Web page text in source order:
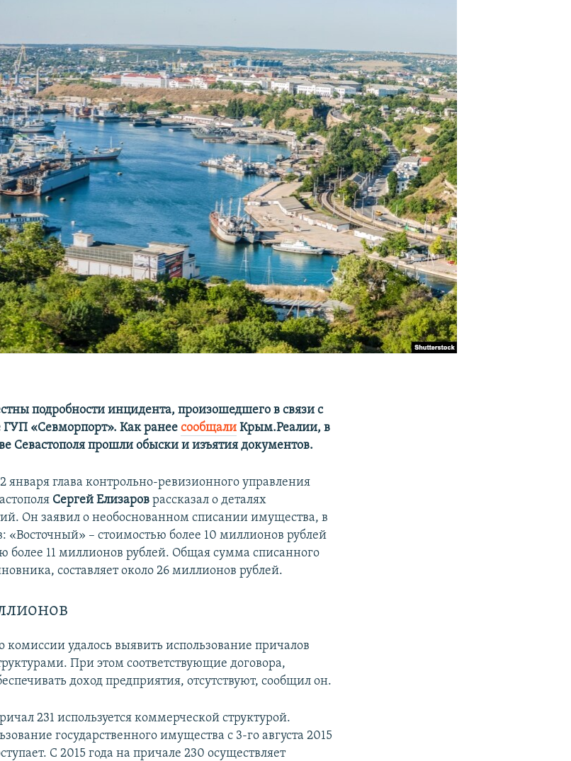
подробности инцидента, произошедшего в связи с
ГУП «Севморпорт». Как ранеесообщали Крым.Реалии, в
Севастополя прошли обыски и изъятия документов.
глава контрольно-ревизионного управления
Сергей Елизароврассказал о деталях
Он заявил о необоснованном списании имущества, в
«Восточный» – стоимостью более 10 миллионов рублей
11 миллионов рублей. Общая сумма списанного
составляет около 26 миллионов рублей.
комиссии удалось выявить использование причалов
При этом соответствующие договора,
доход предприятия, отсутствуют, сообщил он.
231 используется коммерческой структурой.
государственного имущества с 3-го августа 2015
С 2015 года на причале 230 осуществляет